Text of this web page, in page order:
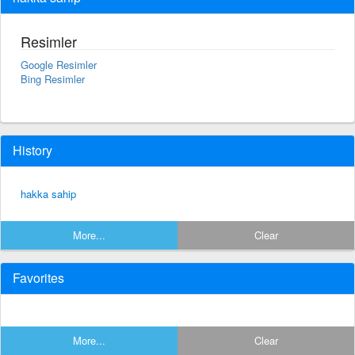
Resimler
Google Resimler
Bing Resimler
History
hakka sahip
More... Clear
Favorites
More... Clear